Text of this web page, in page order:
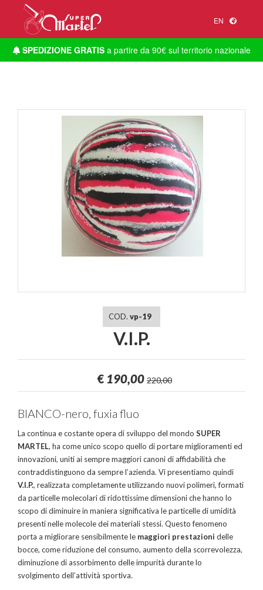
EN
SPEDIZIONE GRATISa partire da 90€ sul territorio nazionale
COD. vp-19
V.I.P.
€ 190,00 220,00
BIANCO-nero, fuxia fluo
La continua e costante opera di sviluppo del mondo SUPER
MARTEL, ha come unico scopo quello di portare miglioramenti ed
innovazioni, uniti ai sempre maggiori canoni di affidabilità che
contraddistinguono da sempre l’azienda. Vi presentiamo quindi
V.I.P., realizzata completamente utilizzando nuovi polimeri, formati
da particelle molecolari di ridottissime dimensioni che hanno lo
scopo di diminuire in maniera significativa le particelle di umidità
presenti nelle molecole dei materiali stessi. Questo fenomeno
porta a migliorare sensibilmente le maggiori prestazioni delle
bocce, come riduzione del consumo, aumento della scorrevolezza,
diminuzione di assorbimento delle impurità durante lo
svolgimento dell’attività sportiva.